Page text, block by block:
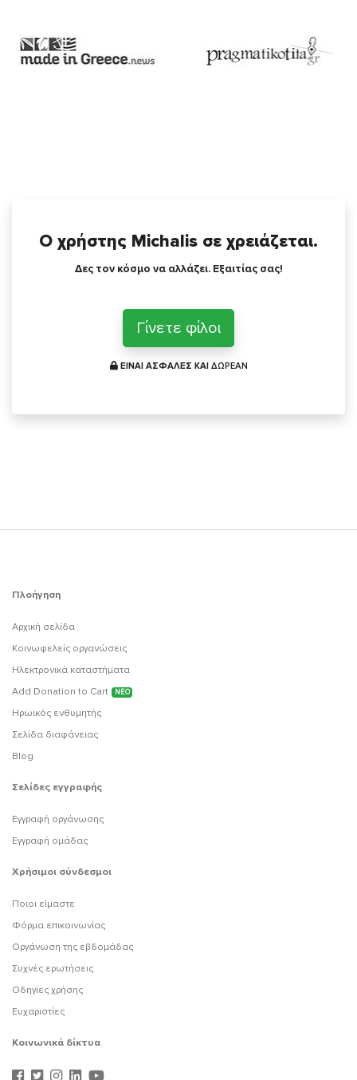
Ο χρήστης Michalis σε χρειάζεται.
Δες τον κόσμο να αλλάζει. Εξαιτίας σας!
Γίνετε φίλοι
ΕΙΝΑΙ ΑΣΦΑΛΕΣ ΚΑΙ ΔΩΡΕΑΝ
Πλοήγηση
Αρχική σελίδα
Κοινωφελείς οργανώσεις
Ηλεκτρονικά καταστήματα
Add Donation to Cart
ΝΕΟ
Ηρωικός ενθυμητής
Σελίδα διαφάνειας
Blog
Σελίδες εγγραφής
Εγγραφή οργάνωσης
Εγγραφή ομάδας
Χρήσιμοι σύνδεσμοι
Ποιοι είμαστε
Φόρμα επικοινωνίας
Οργάνωση της εβδομάδας
Συχνές ερωτήσεις
Οδηγίες χρήσης
Ευχαριστίες
Κοινωνικά δίκτυα